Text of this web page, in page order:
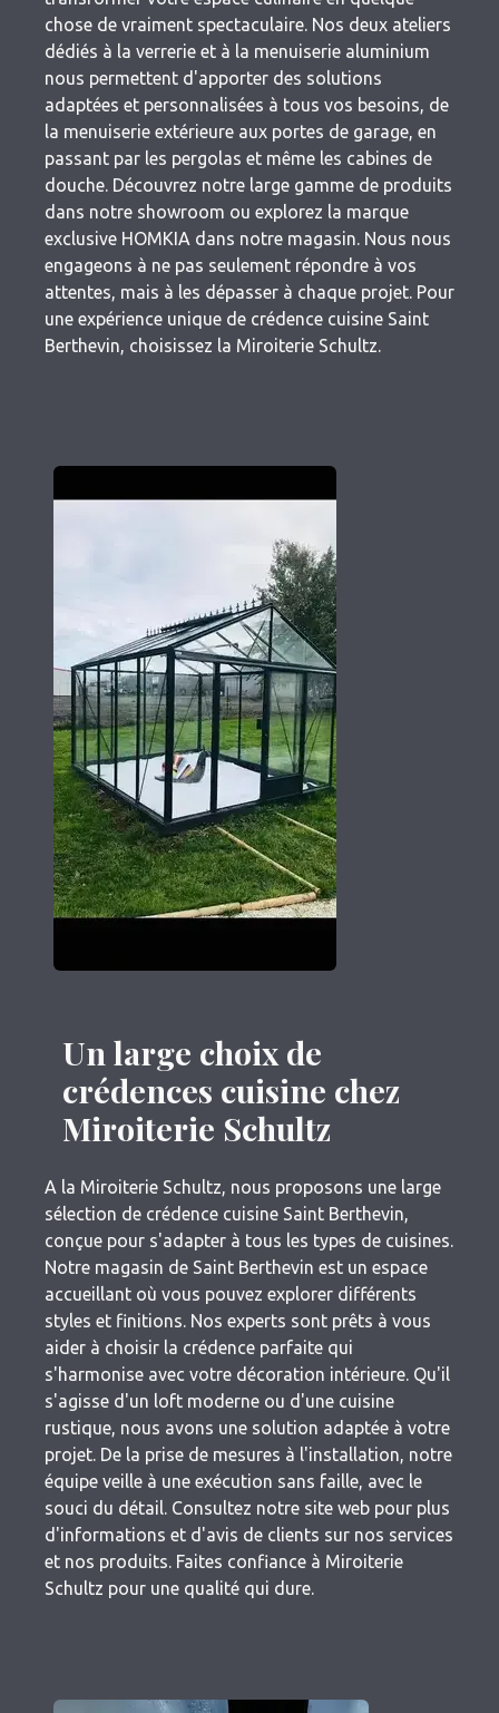
chose de vraiment spectaculaire. Nos deux ateliers
dédiés à la verrerie et à la menuiserie aluminium
nous permettent d'apporter des solutions
adaptées et personnalisées à tous vos besoins, de
la menuiserie extérieure aux portes de garage, en
passant par les pergolas et même les cabines de
douche. Découvrez notre large gamme de produits
dans notre showroom ou explorez la marque
exclusive HOMKIA dans notre magasin. Nous nous
engageons à ne pas seulement répondre à vos
attentes, mais à les dépasser à chaque projet. Pour
une expérience unique de crédence cuisine Saint
Berthevin, choisissez la Miroiterie Schultz.
Un large choix de
crédences cuisine chez
Miroiterie Schultz
A la Miroiterie Schultz, nous proposons une large
sélection de crédence cuisine Saint Berthevin,
conçue pour s'adapter à tous les types de cuisines.
Notre magasin de Saint Berthevin est un espace
accueillant où vous pouvez explorer différents
styles et finitions. Nos experts sont prêts à vous
aider à choisir la crédence parfaite qui
s'harmonise avec votre décoration intérieure. Qu'il
s'agisse d'un loft moderne ou d'une cuisine
rustique, nous avons une solution adaptée à votre
projet. De la prise de mesures à l'installation, notre
équipe veille à une exécution sans faille, avec le
souci du détail. Consultez notre site web pour plus
d'informations et d'avis de clients sur nos services
et nos produits. Faites confiance à Miroiterie
Schultz pour une qualité qui dure.